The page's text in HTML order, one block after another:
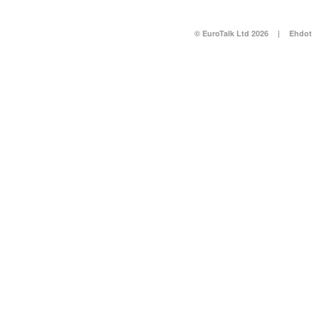
© EuroTalk Ltd 2026 | Ehdot